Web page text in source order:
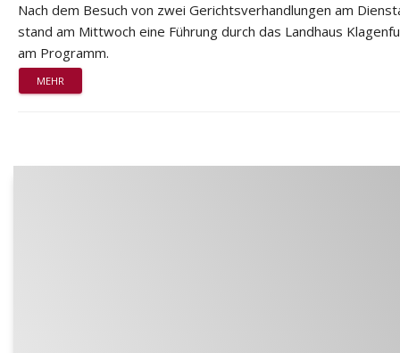
Nach dem Besuch von zwei Gerichtsverhandlungen am
stand am Mittwoch eine Führung durch das Landhaus
am Programm.
MEHR